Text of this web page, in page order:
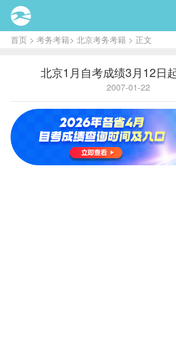
首页> 考务考籍> 北京考务考籍 > 正文
北京1月自考成绩3月12日
2007-01-22
核
示:
月自